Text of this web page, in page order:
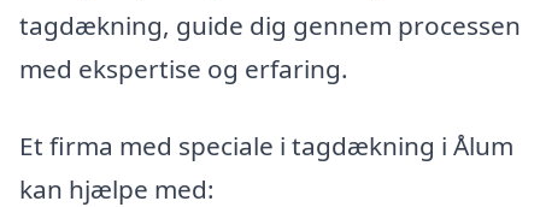
tagdækning, guide dig gennem processen
med ekspertise og erfaring.
Et firma med speciale i tagdækning i Ålum
kan hjælpe med: